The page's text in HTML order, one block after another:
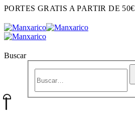
PORTES GRATIS A PARTIR DE 50€
Buscar